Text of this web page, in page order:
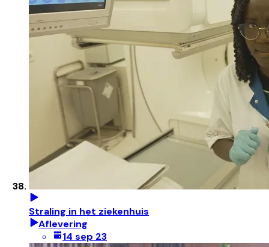
Straling in het ziekenhuis
Aflevering
14 sep 23